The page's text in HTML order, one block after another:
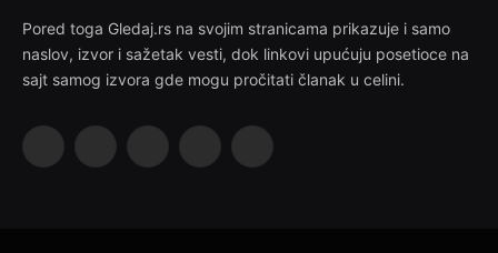
Pored toga Gledaj.rs na svojim stranicama prikazuje i samo
naslov, izvor i sažetak vesti, dok linkovi upućuju posetioce na
sajt samog izvora gde mogu pročitati članak u celini.
Facebook InstagramPinterest YouTube